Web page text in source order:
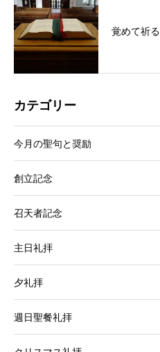
覚めて祈る
カテゴリー
今月の聖句と奨励
創立記念
召天者記念
主日礼拝
夕礼拝
週日聖餐礼拝